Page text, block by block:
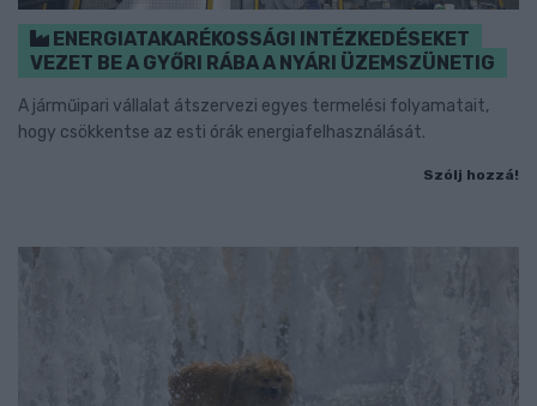
ENERGIATAKARÉKOSSÁGI INTÉZKEDÉSEKET
VEZET BE A GYŐRI RÁBA A NYÁRI ÜZEMSZÜNETIG
A járműipari vállalat átszervezi egyes termelési folyamatait,
hogy csökkentse az esti órák energiafelhasználását.
Szólj hozzá!